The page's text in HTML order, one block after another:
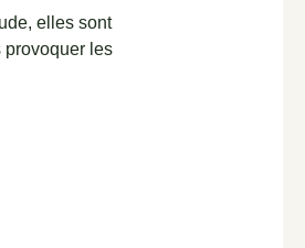
elles sont
provoquer les